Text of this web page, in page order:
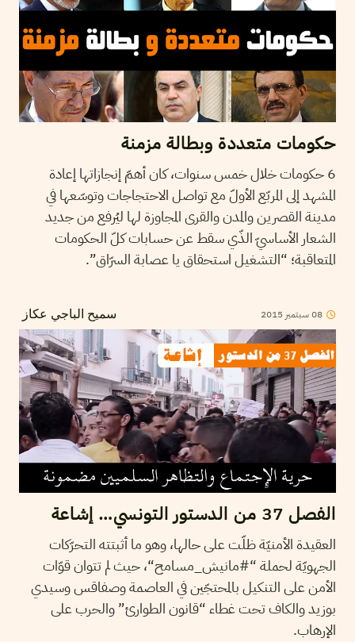
حكومات متعددة وبطالة مزمنة
6 حكومات خلال خمس سنوات، كان أهمّ إنجازاتها إعادة
المشهد إلى المربّع الأولّ مع تواصل الاحتجاجات وتوسّعها في
مدينة القصرين والمدن والقرى المجاوزة لها ليُرفع من جديد
الشعار الأساسيّ الذّي سقط عن حسابات كلّ الحكومات
المتعاقبة؛ “التشغيل استحقاق يا عصابة السرّاق”.
سميح الباجي عكاز 08سبتمبر 2015
الفصل 37 من الدستور التونسي… إشاعة
العقيدة الأمنيّة ظلّت على حالها، وهو ما أثبتته التحرّكات
الجهويّة لحملة “#مانيش_مسامح“، حيث لم تتوان قوّات
الأمن على التنكيل بالمحتجّين في العاصمة وصفاقس وسيدي
بوزيد والكاف تحت غطاء “قانون الطوارئ” والحرب على
الإرهاب.